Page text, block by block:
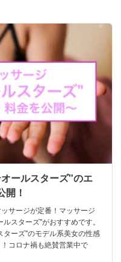
ールスターズ"のエ
開！
サージが定番！マッサージ
スターズ"がおすすめです。
ーズ"のモデル系美女の性感
コロナ禍も絶賛営業中で